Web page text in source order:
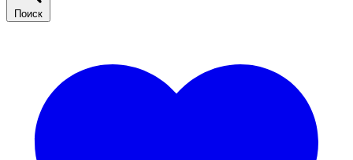
Поиск